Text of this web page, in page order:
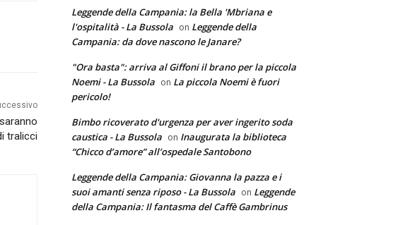
tralicci
Leggende della Campania: la Bella 'Mbriana e
l'ospitalità - La Bussola on Leggende della
Campania: da dove nascono le Janare?
"Ora basta": arriva al Giffoni il brano per la piccola
Noemi - La Bussola on La piccola Noemi è fuori
pericolo!
Bimbo ricoverato d'urgenza per aver ingerito soda
caustica - La Bussola on Inaugurata la biblioteca
“Chicco d’amore” all’ospedale Santobono
Leggende della Campania: Giovanna la pazza e i
suoi amanti senza riposo - La Bussola on Leggende
della Campania: Il fantasma del Caffè Gambrinus